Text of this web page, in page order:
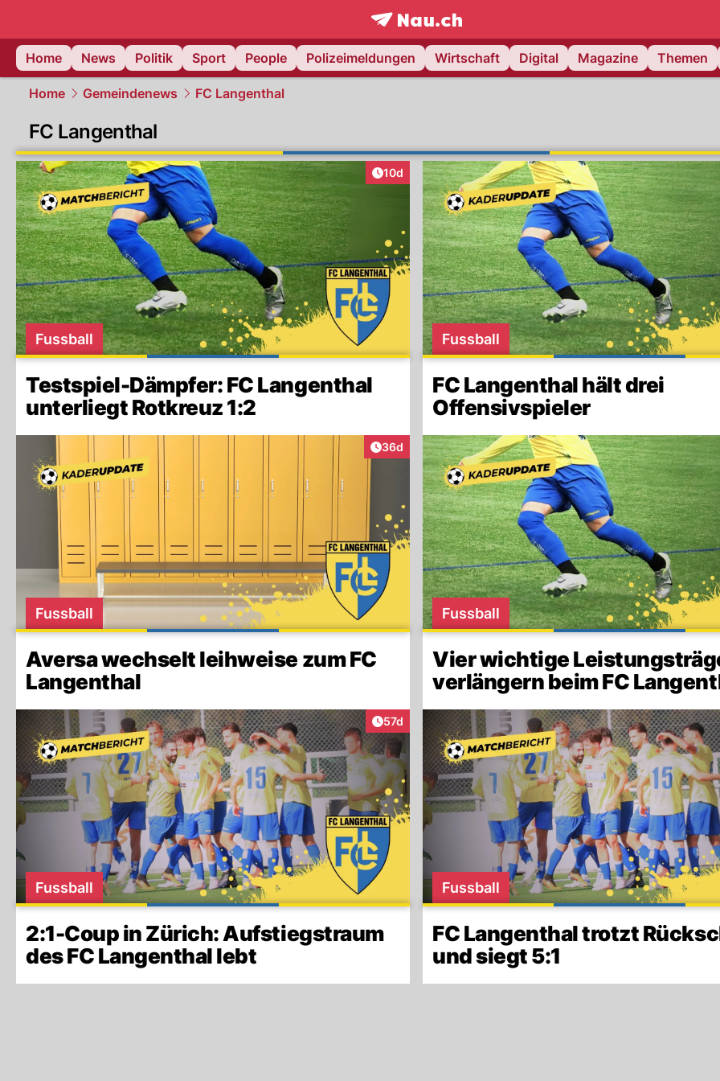
frontpage.NAU.ch
Home
News Politik Sport People Polizeimeldungen Wirtschaft Digital Magazine Themen
Home Gemeindenews FC Langenthal
FC Langenthal
Artikel veröffentlicht:
10d
Fussball
Testspiel-Dämpfer: FC Langenthal
unterliegt Rotkreuz 1:2
Fussball
FC Langenthal hält drei
Offensivspieler
Artikel veröffentlicht:
36d
Fussball
Aversa wechselt leihweise zum FC
Langenthal
Fussball
Vier wichtige
verlängern beim FC
Artikel veröffentlicht:
57d
Fussball
2:1-Coup in Zürich: Aufstiegstraum
des FC Langenthal lebt
Fussball
FC Langenthal trotzt
und siegt 5:1